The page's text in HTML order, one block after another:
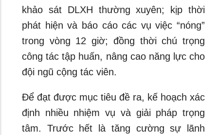
khảo sát DLXH thường xuyên; kịp thời
phát hiện và báo cáo các vụ việc “nóng”
trong vòng 12 giờ; đồng thời chú trọng
công tác tập huấn, nâng cao năng lực cho
đội ngũ cộng tác viên.
Để đạt được mục tiêu đề ra, kế hoạch xác
định nhiều nhiệm vụ và giải pháp trọng
tâm. Trước hết là tăng cường sự lãnh